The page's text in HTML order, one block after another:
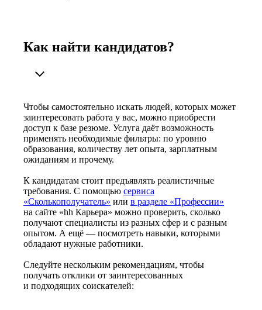
Как найти кандидатов?
Чтобы самостоятельно искать людей, которых может
заинтересовать работа у вас, можно приобрести
доступ к базе резюме. Услуга даёт возможность
применять необходимые фильтры: по уровню
образования, количеству лет опыта, зарплатным
ожиданиям и прочему.
К кандидатам стоит предъявлять реалистичные
требования. С помощью сервиса
«Сколькополучатель» или в разделе «Профессии»
на сайте «hh Карьера» можно проверить, сколько
получают специалисты из разных сфер и с разным
опытом. А ещё — посмотреть навыки, которыми
обладают нужные работники.
Следуйте нескольким рекомендациям, чтобы
получать отклики от заинтересованных
и подходящих соискателей: